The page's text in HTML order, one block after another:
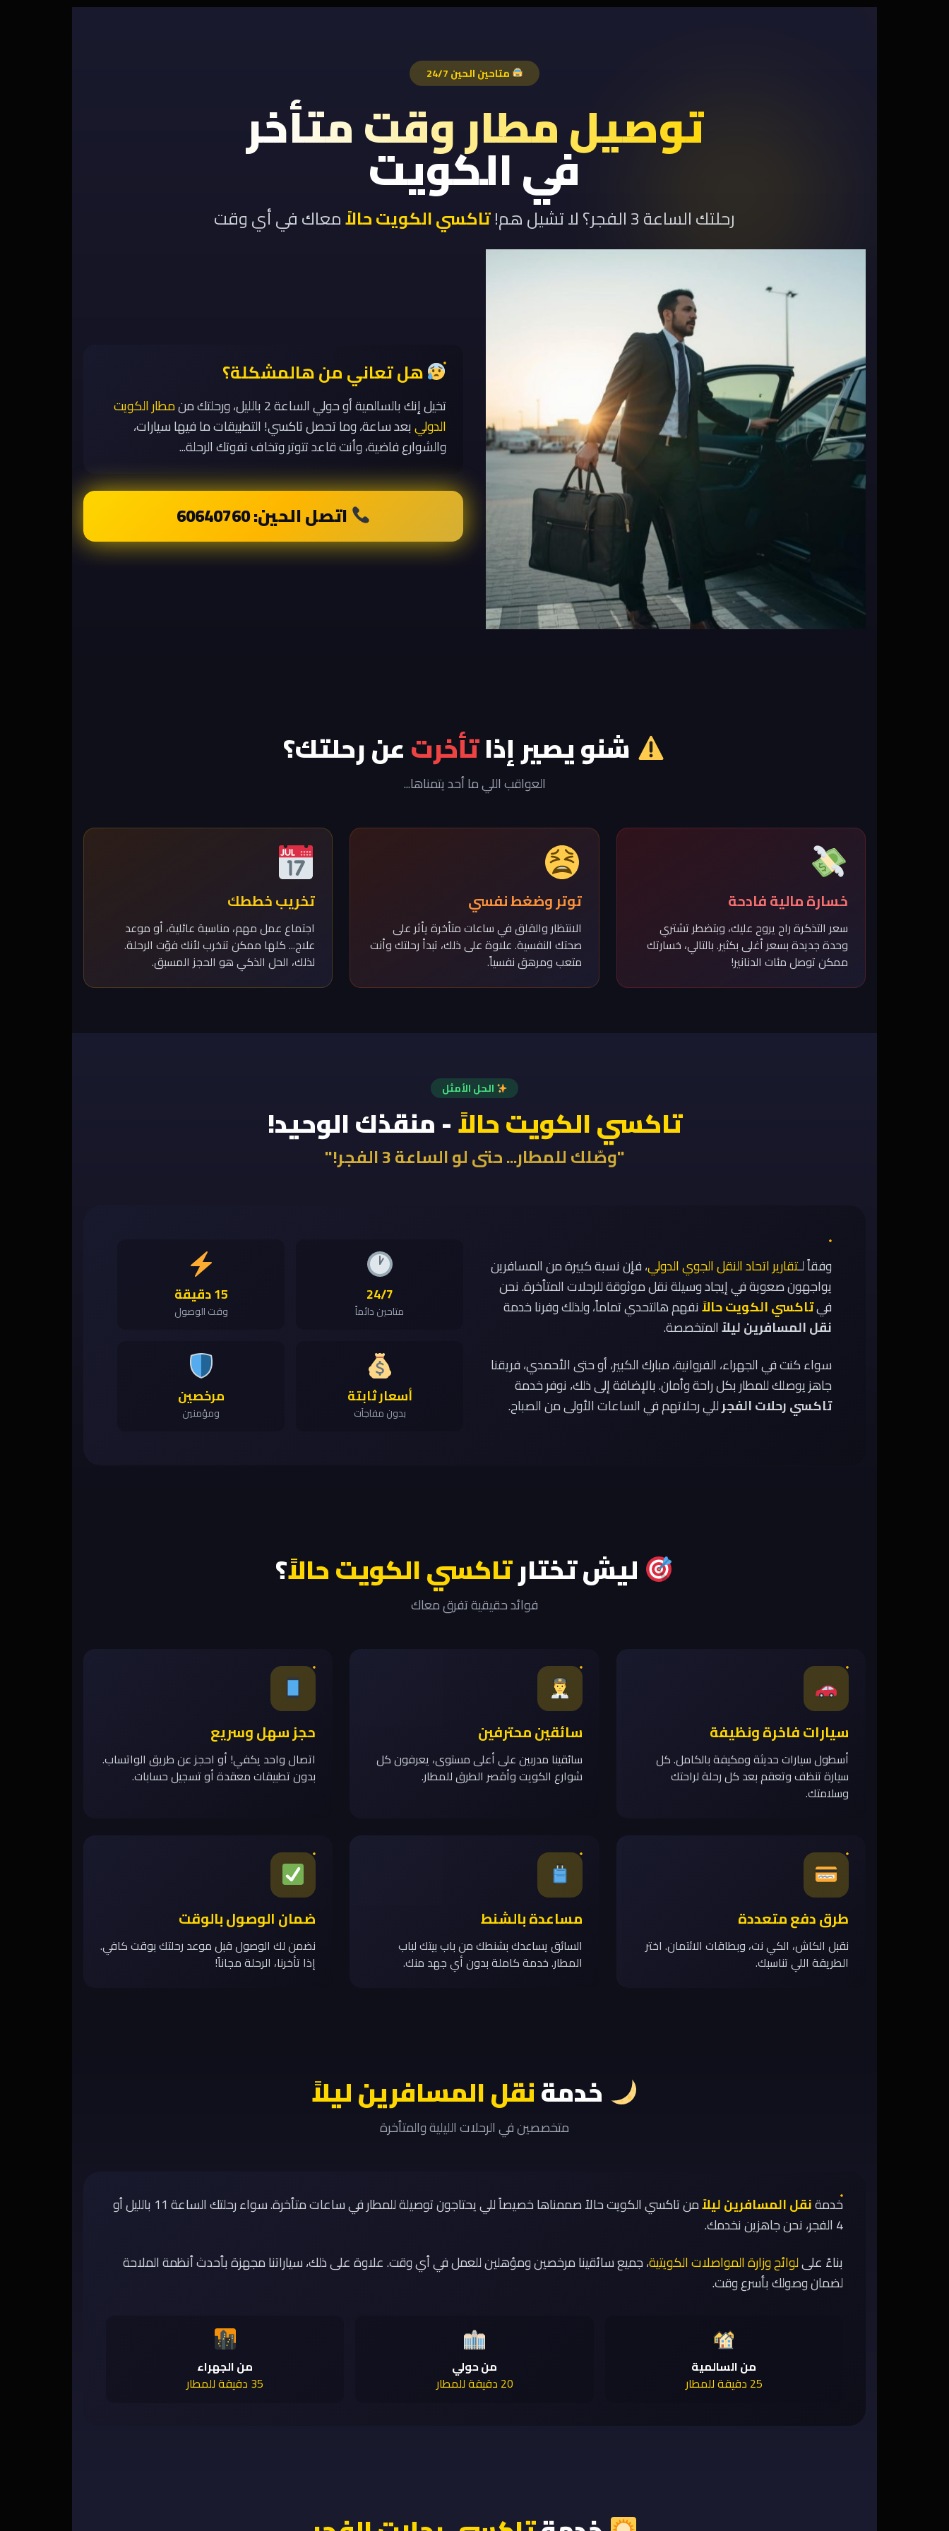
متاحين الحين 24/7
توصيل مطار وقت متأخر
في الكويت
رحلتك الساعة 3 الفجر؟ لا تشيل هم! تاكسي الكويت حالاًمعاك في أي وقت
هل تعاني من هالمشكلة؟
تخيل إنك بالسالمية أو حولي الساعة 2 بالليل، ورحلتك من
مطار الكويت
الدوليبعد ساعة، وما تحصل تاكسي! التطبيقات ما فيها سيارات،
والشوارع فاضية، وأنت قاعد تتوتر وتخاف تفوتك الرحلة...
اتصل الحين: 60640760
شنو يصير إذاتأخرتعن رحلتك؟
العواقب اللي ما أحد يتمناها...
خسارة مالية فادحة
سعر التذكرة راح يروح عليك، وبتضطر تشتري
وحدة جديدة بسعر أغلى بكثير. بالتالي، خسارتك
ممكن توصل مئات الدنانير!
توتر وضغط نفسي
الانتظار والقلق في ساعات متأخرة يأثر على
صحتك النفسية. علاوة على ذلك، تبدأ رحلتك وأنت
متعب ومرهق نفسياً.
تخريب خططك
اجتماع عمل مهم، مناسبة عائلية، أو موعد
علاج... كلها ممكن تنخرب لأنك فوّت الرحلة.
لذلك، الحل الذكي هو الحجز المسبق.
الحل الأمثل
تاكسي الكويت حالاً- منقذك الوحيد!
"وصّلك للمطار... حتى لو الساعة 3 الفجر!"
وفقاً لـتقارير اتحاد النقل الجوي الدولي، فإن نسبة كبيرة من المسافرين
يواجهون صعوبة في إيجاد وسيلة نقل موثوقة للرحلات المتأخرة. نحن
فيتاكسي الكويت حالاًنفهم هالتحدي تماماً، ولذلك وفرنا خدمة
نقل المسافرين ليلاًالمتخصصة.
سواء كنت في الجهراء، الفروانية، مبارك الكبير، أو حتى الأحمدي، فريقنا
جاهز يوصلك للمطار بكل راحة وأمان. بالإضافة إلى ذلك، نوفر خدمة
تاكسي رحلات الفجرللي رحلاتهم في الساعات الأولى من الصباح.
24/7
متاحين دائماً
15 دقيقة
وقت الوصول
أسعار ثابتة
بدون مفاجآت
مرخصين
ومؤمنين
ليش تختارتاكسي الكويت حالاً؟
فوائد حقيقية تفرق معاك
سيارات فاخرة ونظيفة
أسطول سيارات حديثة ومكيفة بالكامل. كل
سيارة تنظف وتعقم بعد كل رحلة لراحتك
وسلامتك.
سائقين محترفين
سائقينا مدربين على أعلى مستوى، يعرفون كل
شوارع الكويت وأقصر الطرق للمطار.
حجز سهل وسريع
اتصال واحد يكفي! أو احجز عن طريق الواتساب.
بدون تطبيقات معقدة أو تسجيل حسابات.
طرق دفع متعددة
نقبل الكاش، الكي نت، وبطاقات الائتمان. اختر
الطريقة اللي تناسبك.
مساعدة بالشنط
السائق يساعدك بشنطك من باب بيتك لباب
المطار. خدمة كاملة بدون أي جهد منك.
ضمان الوصول بالوقت
نضمن لك الوصول قبل موعد رحلتك بوقت كافي.
إذا تأخرنا، الرحلة مجاناً!
خدمةنقل المسافرين ليلاً
متخصصين في الرحلات الليلية والمتأخرة
خدمةنقل المسافرين ليلاً
من تاكسي الكويت حالاً صممناها خصيصاً للي يحتاجون توصيلة للمطار في ساعات متأخرة. سواء رحلتك الساعة 11 بالليل أو
4 الفجر، نحن جاهزين نخدمك.
بناءً علىلوائح وزارة المواصلات الكويتية، جميع سائقينا مرخصين ومؤهلين للعمل في أي وقت. علاوة على ذلك، سياراتنا مجهزة بأحدث أنظمة الملاحة
لضمان وصولك بأسرع وقت.
من السالمية
25 دقيقة للمطار
من حولي
20 دقيقة للمطار
من الجهراء
35 دقيقة للمطار